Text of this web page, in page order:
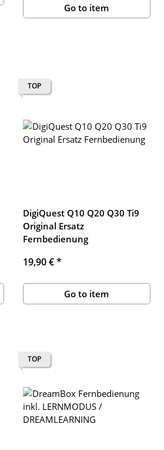
Go to item
TOP
DigiQuest Q10 Q20 Q30 Ti9
Original Ersatz
Fernbedienung
19,90 €*
Go to item
TOP